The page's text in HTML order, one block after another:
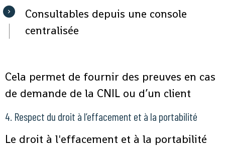
Consultables depuis une console
centralisée
Cela permet de fournir des preuves en cas
de demande de la CNIL ou d’un client
4. Respect du droit à l’effacement et à la portabilité
Le droit à l'effacement et à la portabilité